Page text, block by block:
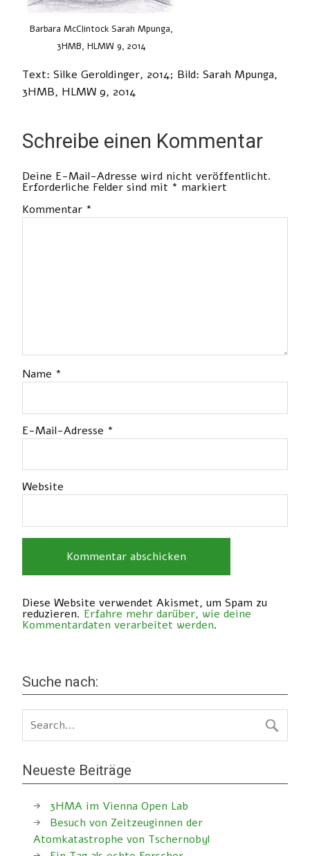
Barbara McClintock Sarah Mpunga,
3HMB, HLMW 9, 2014
Text: Silke Geroldinger, 2014; Bild: Sarah Mpunga,
3HMB, HLMW 9, 2014
Schreibe einen Kommentar
Deine E-Mail-Adresse wird nicht veröffentlicht.
Erforderliche Felder sind mit * markiert
Kommentar *
Name *
E-Mail-Adresse *
Website
Diese Website verwendet Akismet, um Spam zu
reduzieren. Erfahre mehr darüber, wie deine
Kommentardaten verarbeitet werden.
Suche nach:
Neueste Beiträge
3HMA im Vienna Open Lab
Besuch von Zeitzeuginnen der
Atomkatastrophe von Tschernobyl